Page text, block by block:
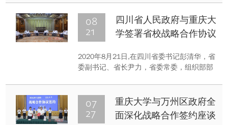
08
21
四川省人民政府与重庆大
学签署省校战略合作协议
2020年8月21日,在四川省委书记彭清华，省
委副书记、省长尹力，省委常委，组织部部
长杨洪波与重庆大学副校长廖瑞金签署省校
战略合作协议。
07
27
重庆大学与万州区政府全
面深化战略合作签约座谈